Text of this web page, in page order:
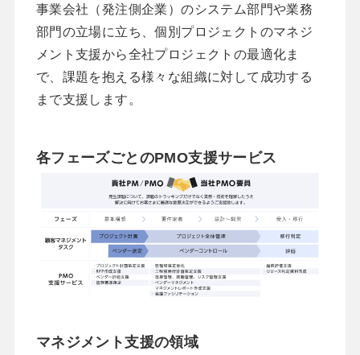
事業会社（発注側企業）のシステム部門や業務
部門の立場に立ち、個別プロジェクトのマネジ
メント支援から全社プロジェクトの最適化ま
で、課題を抱える様々な組織に対して成功する
まで支援します。
各フェーズごとのPMO支援サービス
マネジメント支援の領域